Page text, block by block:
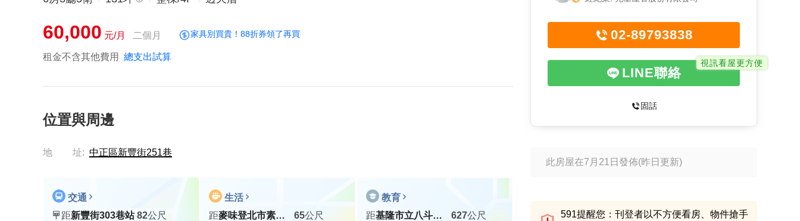
60,000 元/月 二個月 家具別買貴！88折券領了再買
租金不含其他費用 總支出試算
位置與周邊
地 址: 中正區新豐街251巷
交通
距新豐街303巷站 82公尺
生活
距
麥味登北市素蘭店 65公尺
教育
距
基隆市立八斗高級中學 627公尺
02-89793838
LINE聯絡
視訊看屋更方便
固話
此房屋在7月21日發佈(昨日更新)
591提醒您：刊登者以不方便看房、物件搶手